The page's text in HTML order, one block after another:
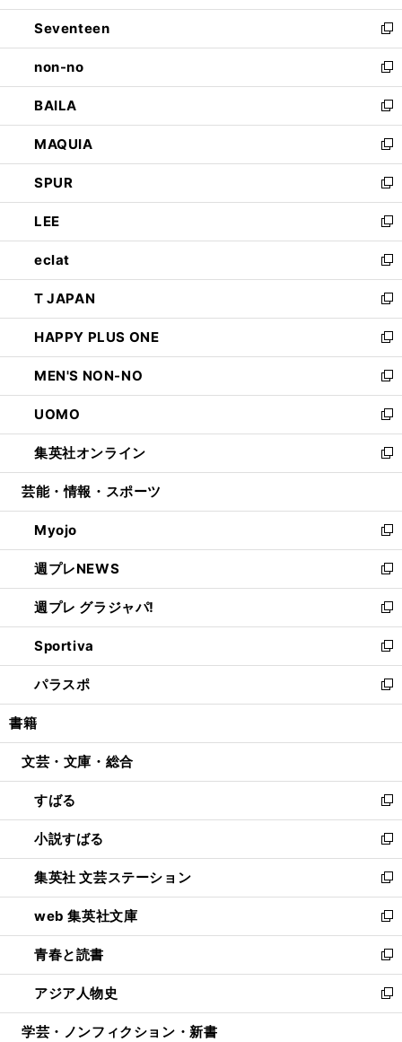
開
く
ウ
で
開
く
ン
ド
ウ
で
開
く
Seventeen
新
し
い
ウ
ィ
ン
ド
ウ
で
開
く
non-no
新
し
い
ウ
ィ
ン
ド
ウ
で
開
く
BAILA
新
し
い
ウ
ィ
ン
ド
ウ
で
開
く
MAQUIA
新
し
い
ウ
ィ
ン
ド
ウ
で
開
く
SPUR
新
し
い
ウ
ィ
ン
ド
ウ
で
開
く
LEE
新
し
い
ウ
ィ
ン
ド
ウ
で
開
く
eclat
新
し
い
ウ
ィ
ン
ド
ウ
で
開
く
T JAPAN
新
し
い
ウ
ィ
ン
ド
ウ
で
開
HAPPY PLUS ONE
新
し
い
ウ
ィ
ン
ド
ウ
開
く
MEN'S NON-NO
新
し
い
ウ
ィ
ン
ウ
で
開
く
UOMO
新
し
い
ウ
ン
ド
ウ
で
開
く
集英社オンライン
新
し
ウ
ィ
ン
ド
ウ
で
開
く
芸能・情報・スポーツ
Myojo
新
し
い
ウ
ィ
ン
ド
ウ
で
開
週プレNEWS
新
し
い
ウ
ィ
ン
ド
ウ
開
週プレ グラジャパ!
新
し
い
ウ
ィ
ン
ウ
開
く
Sportiva
新
し
い
ウ
ン
ウ
で
開
く
パラスポ
新
し
ウ
ン
ド
ウ
で
開
く
書籍
文芸・文庫・総合
すばる
新
し
い
ウ
ィ
ン
ド
ウ
で
開
く
小説すばる
新
し
い
ウ
ィ
ン
ド
ウ
で
開
集英社 文芸ステーション
新
し
い
ウ
ィ
ン
ド
ウ
web 集英社文庫
新
し
い
ウ
ィ
ン
青春と読書
新
し
い
ウ
アジア人物史
新
し
学芸・ノンフィクション・新書